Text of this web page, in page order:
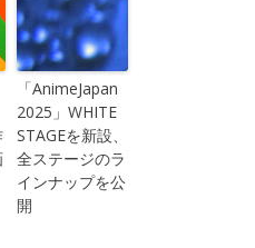
「AnimeJapan
2025」WHITE
STAGEを新設、
全ステージのラ
インナップを公
開